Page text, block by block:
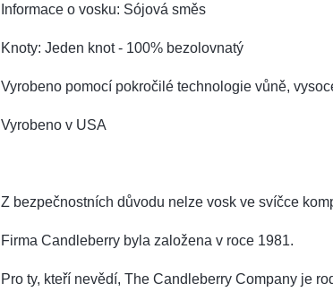
Informace o vosku: Sójová směs
Knoty: Jeden knot - 100% bezolovnatý
Vyrobeno pomocí pokročilé technologie vůně,
Vyrobeno v USA
Z bezpečnostních důvodu nelze vosk ve svíčce
Firma Candleberry byla založena v roce 1981.
Pro ty, kteří nevědí, The Candleberry Company je